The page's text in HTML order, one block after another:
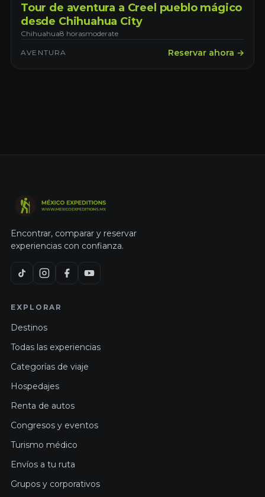
Tour de aventura a Creel pueblo mágico
desde Chihuahua City
Chihuahua8 horasmoderate
AVENTURA Reservar ahora →
Encontrar, comparar y reservar
experiencias con confianza.
EXPLORAR
Destinos
Todas las experiencias
Categorías de viaje
Hospedajes
Renta de autos
Congresos y eventos
Turismo médico
Envíos a tu ruta
Grupos y corporativos